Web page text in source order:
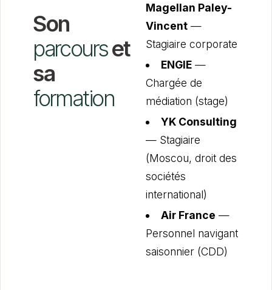
Son
parcourset
sa
formation
Magellan Paley-
Vincent —
Stagiaire corporate
ENGIE—
Chargée de
médiation (stage)
YK Consulting
— Stagiaire
(Moscou, droit des
sociétés
international)
Air France —
Personnel navigant
saisonnier (CDD)